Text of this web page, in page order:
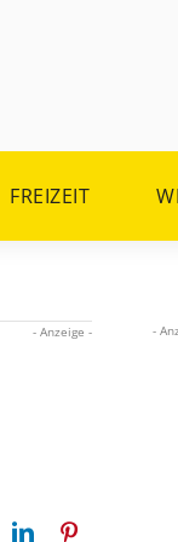
FREIZEIT
- Anzeige - -